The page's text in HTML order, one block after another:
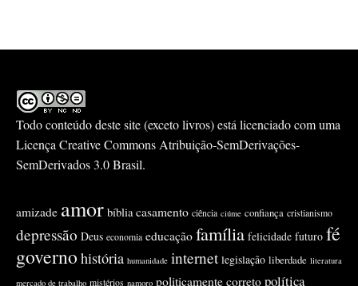
Todo conteúdo deste site (exceto livros) está licenciado com uma
Licença Creative Commons Atribuição-SemDerivações-
SemDerivados 3.0 Brasil.
amizade amor bíblia casamento ciência ciúme confiança cristianismo
depressão Deus economia educação família felicidade futuro fé
governo história humanidade internet legislação liberdade literatura
mercado de trabalho mistérios namoro politicamente correto política